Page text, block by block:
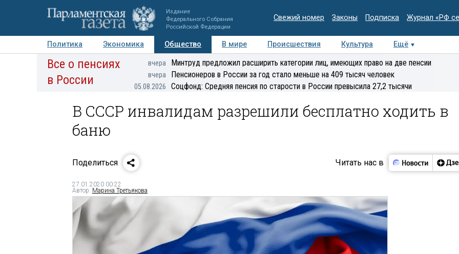
Издание
Федерального Собрания
Российской Федерации
Свежий номер Законы Подписка Журнал «РФ
Политика Экономика Общество В мире Происшествия Культура
Ещё
Авторы Персоны Мнения Регионы Медиацентр Интервью Колумнисты
Все о пенсиях
в России
вчера Минтруд предложил расширить категории лиц, имеющих право на две пенсии
вчера Пенсионеров в России за год стало меньше на 409 тысяч человек
05.08.2026 Соцфонд: Средняя пенсия по старости в России превысила 27,2 тысячи
В СССР инвалидам разрешили бесплатно ходить в
баню
Поделиться Читать нас в
27.01.2020 00:22
Автор: Марина Третьякова